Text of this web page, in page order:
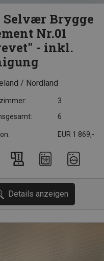
Brygge
Nr.01
- inkl.
Nordland
3
6
EUR 1 869,-
Details anzeigen